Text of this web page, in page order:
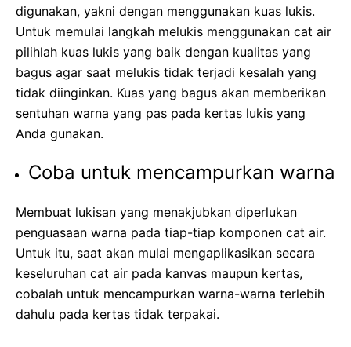
digunakan, yakni dengan menggunakan kuas lukis.
Untuk memulai langkah melukis menggunakan cat air
pilihlah kuas lukis yang baik dengan kualitas yang
bagus agar saat melukis tidak terjadi kesalah yang
tidak diinginkan. Kuas yang bagus akan memberikan
sentuhan warna yang pas pada kertas lukis yang
Anda gunakan.
Coba untuk mencampurkan warna
Membuat lukisan yang menakjubkan diperlukan
penguasaan warna pada tiap-tiap komponen cat air.
Untuk itu, saat akan mulai mengaplikasikan secara
keseluruhan cat air pada kanvas maupun kertas,
cobalah untuk mencampurkan warna-warna terlebih
dahulu pada kertas tidak terpakai.